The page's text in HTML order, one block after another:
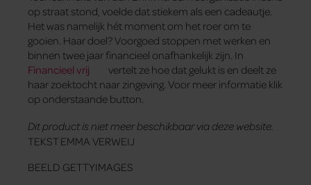
op straat stond, voelde dat stiekem als een cadeautje.
Het was namelijk hét moment om het roer om te
gooien. Haar doel? Voorgoed stoppen met werken en
binnen twee jaar financieel onafhankelijk zijn. In
Financieel vrij
vertelt ze hoe dat gelukt is en deelt ze
haar zoektocht naar zingeving. Voor meer informatie klik
op onderstaande button.
Dit product is niet meer beschikbaar via deze website.
TEKST EMMA VERWEIJ
BEELD GETTYIMAGES